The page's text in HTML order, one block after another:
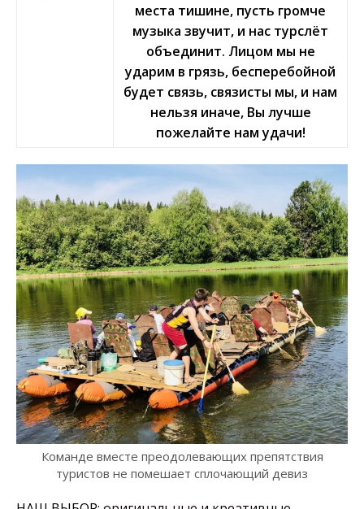
места тишине, пусть громче
музыка звучит, и нас турслёт
объединит. Лицом мы не
ударим в грязь, бесперебойной
будет связь, связисты мы, и нам
нельзя иначе, Вы лучше
пожелайте нам удачи!
Команде вместе преодолевающих препятствия
туристов не помешает сплочающий девиз